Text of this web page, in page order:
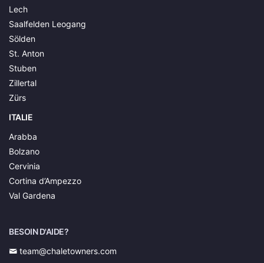
Lech
Saalfelden Leogang
Sölden
St. Anton
Stuben
Zillertal
Zürs
ITALIE
Arabba
Bolzano
Cervinia
Cortina d’Ampezzo
Val Gardena
BESOIN D'AIDE?
team@chaletowners.com